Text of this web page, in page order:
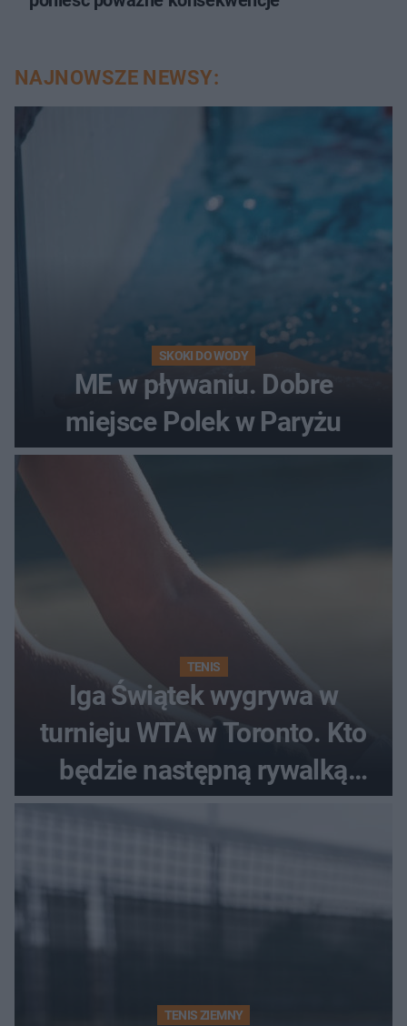
NAJNOWSZE NEWSY:
SKOKI DO WODY
ME w pływaniu. Dobre
miejsce Polek w Paryżu
TENIS
Iga Świątek wygrywa w
turnieju WTA w Toronto. Kto
będzie następną rywalką
Polki?
TENIS ZIEMNY